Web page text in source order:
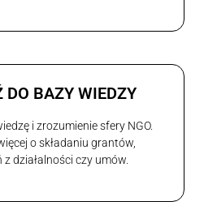
DO BAZY WIEDZY
i zrozumienie sfery NGO.
o składaniu grantów,
działalności czy umów.